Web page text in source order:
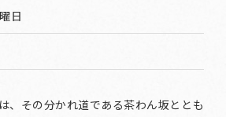
日
、その分かれ道である茶わん坂ととも